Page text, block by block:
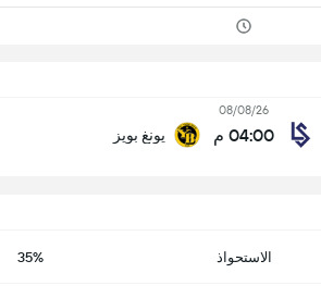
08/08/26
04:00 م يونغ بويز
الاستحواذ 35%